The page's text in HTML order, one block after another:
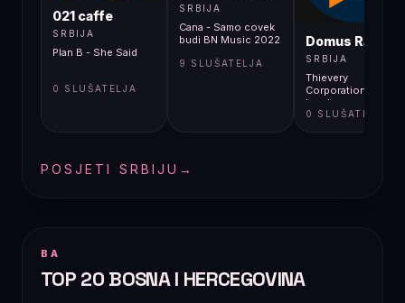
021 caffe
SRBIJA
Plan B - She Said
0 SLUŠATELJA
SRBIJA
Cana - Samo covek
budi BN Music 2022
9 SLUŠATELJA
Domus Radio
SRBIJA
Thievery
Corporation feat.
Lou Lou
Ghelichkhani -
0 SLUŠATELJA
POSJETI SRBIJU →
BA
TOP 20 BOSNA I HERCEGOVINA